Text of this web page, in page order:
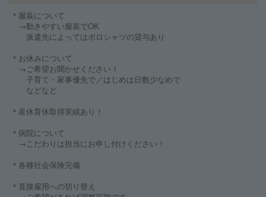
＊服装について
→動きやすい服装でOK
派遣先によってはポロシャツの貸与あり
＊お休みについて
→ご希望お聞かせください！
子育て・家事優先で／はじめは日数少なめで
などなど
＊産休育休取得実績あり！
＊病院について
→こだわりは担当にお申し付けください！
＊各種社会保険完備
＊直接雇用への切り替え